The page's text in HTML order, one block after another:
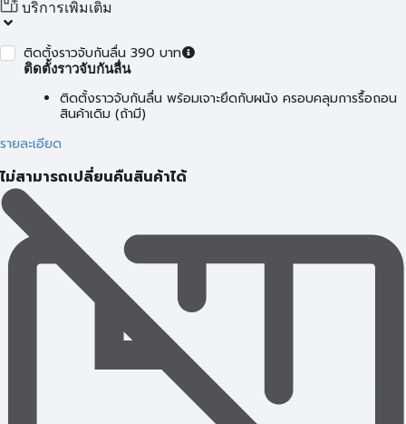
บริการเพิ่มเติม
ติดตั้งราวจับกันลื่น 390 บาท
ติดตั้งราวจับกันลื่น
ติดตั้งราวจับกันลื่น พร้อมเจาะยึดกับผนัง ครอบคลุมการรื้อถอน
สินค้าเดิม (ถ้ามี)
รายละเอียด
ไม่สามารถเปลี่ยนคืนสินค้าได้